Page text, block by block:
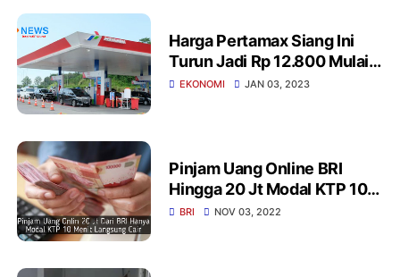
Harga Pertamax Siang Ini
Turun Jadi Rp 12.800 Mulai
jam 2 Siang
EKONOMI JAN 03, 2023
Pinjam Uang Online BRI
Hingga 20 Jt Modal KTP 10
Menit Langsung Cair
BRI NOV 03, 2022